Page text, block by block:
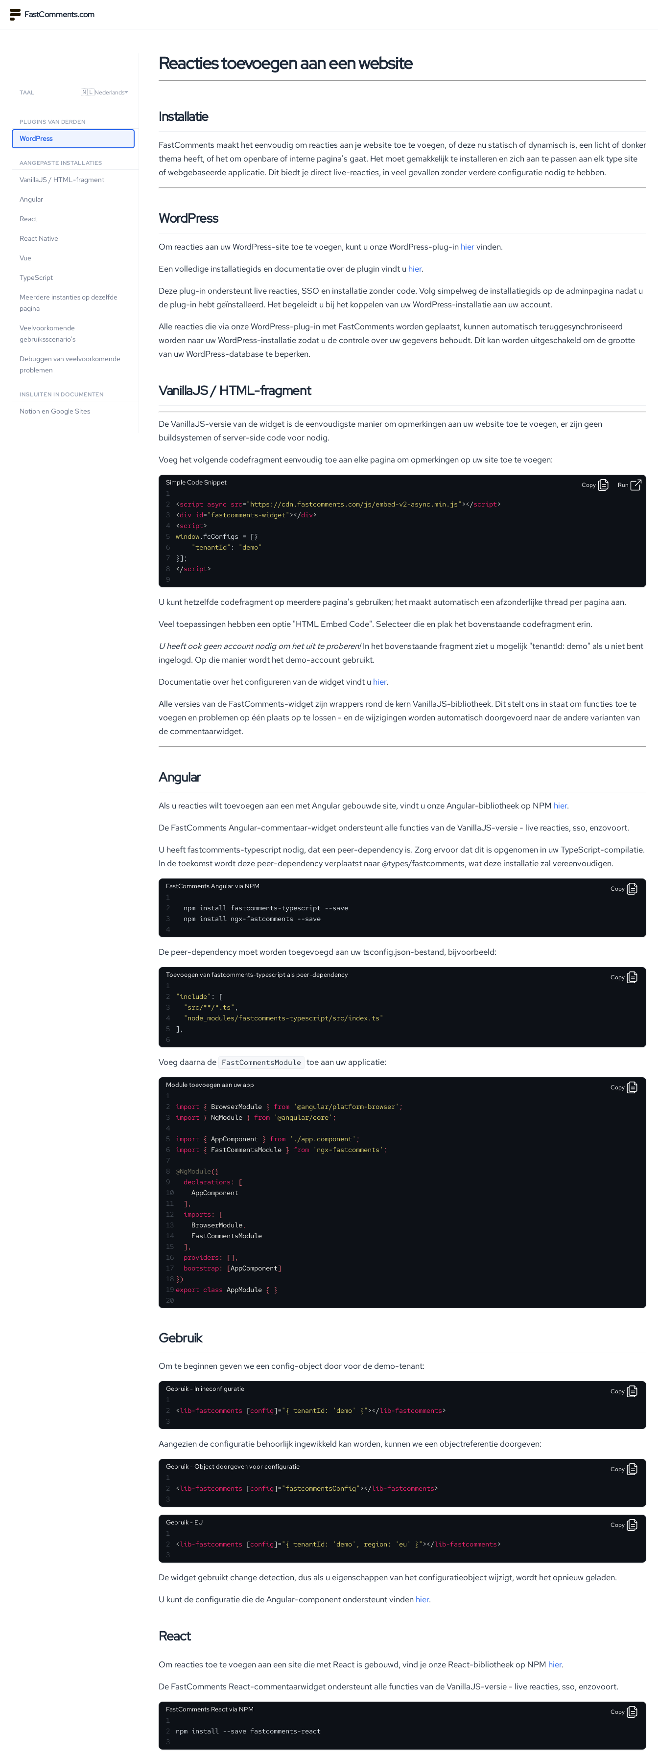
FastComments.com
TAAL 🇳🇱Nederlands
PLUGINS VAN DERDEN
WordPress
AANGEPASTE INSTALLATIES
VanillaJS / HTML-fragment
Angular
React
React Native
Vue
TypeScript
Meerdere instanties op dezelfde
pagina
Veelvoorkomende
gebruiksscenario's
Debuggen van veelvoorkomende
problemen
INSLUITEN IN DOCUMENTEN
Notion en Google Sites
Reacties toevoegen aan een website
Installatie
FastComments maakt het eenvoudig om reacties aan je website toe te voegen, of deze nu statisch of dynamisch is, een licht of donker
thema heeft, of het om openbare of interne pagina's gaat. Het moet gemakkelijk te installeren en zich aan te passen aan elk type site
of webgebaseerde applicatie. Dit biedt je direct live-reacties, in veel gevallen zonder verdere configuratie nodig te hebben.
WordPress
Om reacties aan uw WordPress-site toe te voegen, kunt u onze WordPress-plug-in hiervinden.
Een volledige installatiegids en documentatie over de plugin vindt u hier.
Deze plug-in ondersteunt live reacties, SSO en installatie zonder code. Volg simpelweg de installatiegids op de adminpagina nadat u
de plug-in hebt geïnstalleerd. Het begeleidt u bij het koppelen van uw WordPress-installatie aan uw account.
Alle reacties die via onze WordPress-plug-in met FastComments worden geplaatst, kunnen automatisch teruggesynchroniseerd
worden naar uw WordPress-installatie zodat u de controle over uw gegevens behoudt. Dit kan worden uitgeschakeld om de grootte
van uw WordPress-database te beperken.
VanillaJS / HTML-fragment
De VanillaJS-versie van de widget is de eenvoudigste manier om opmerkingen aan uw website toe te voegen, er zijn geen
buildsystemen of server-side code voor nodig.
Voeg het volgende codefragment eenvoudig toe aan elke pagina om opmerkingen op uw site toe te voegen:
Simple Code Snippet Copy Run
1
2
<script async src="https://cdn.fastcomments.com/js/embed-v2-async.min.js" ></script>
3
<div id="fastcomments-widget" ></div>
4
<script>
5
window.fcConfigs = [{
6
"tenantId" :
"demo"
7
}];
8
</script>
9
U kunt hetzelfde codefragment op meerdere pagina's gebruiken; het maakt automatisch een afzonderlijke thread per pagina aan.
Veel toepassingen hebben een optie "HTML Embed Code". Selecteer die en plak het bovenstaande codefragment erin.
U heeft ook geen account nodig om het uit te proberen!In het bovenstaande fragment ziet u mogelijk "tenantId: demo" als u niet bent
ingelogd. Op die manier wordt het demo-account gebruikt.
Documentatie over het configureren van de widget vindt u hier.
Alle versies van de FastComments-widget zijn wrappers rond de kern VanillaJS-bibliotheek. Dit stelt ons in staat om functies toe te
voegen en problemen op één plaats op te lossen - en de wijzigingen worden automatisch doorgevoerd naar de andere varianten van
de commentaarwidget.
Angular
Als u reacties wilt toevoegen aan een met Angular gebouwde site, vindt u onze Angular-bibliotheek op NPM hier.
De FastComments Angular-commentaar-widget ondersteunt alle functies van de VanillaJS-versie - live reacties, sso, enzovoort.
U heeft fastcomments-typescript nodig, dat een peer-dependency is. Zorg ervoor dat dit is opgenomen in uw TypeScript-compilatie.
In de toekomst wordt deze peer-dependency verplaatst naar @types/fastcomments, wat deze installatie zal vereenvoudigen.
FastComments Angular via NPM Copy
1
2
  npm install fastcomments-typescript --save
3
  npm install ngx-fastcomments --save
4
De peer-dependency moet worden toegevoegd aan uw tsconfig.json-bestand, bijvoorbeeld:
Toevoegen van fastcomments-typescript als peer-dependency Copy
1
2
"include" : [
3
"src/**/*.ts"
4
"node_modules/fastcomments-typescript/src/index.ts"
5
],
6
Voeg daarna de FastCommentsModule toe aan uw applicatie:
Module toevoegen aan uw app Copy
1
2
import { BrowserModule } from '@angular/platform-browser' ;
3
import { NgModule } from '@angular/core' ;
4
5
import { AppComponent } from './app.component' ;
6
import { FastCommentsModule } from 'ngx-fastcomments' ;
7
8
@NgModule({
9
declarations : [
10
AppComponent
11
  ],
12
imports : [
13
BrowserModule
14
FastCommentsModule
15
  ],
16
providers : [],
17
bootstrap: [AppComponent]
18 })
19 export class AppModule { }
20
Gebruik
Om te beginnen geven we een config-object door voor de demo-tenant:
Gebruik - Inlineconfiguratie Copy
1
2
<lib-fastcomments [config]="{ tenantId: 'demo' }" ></lib-fastcomments>
3
Aangezien de configuratie behoorlijk ingewikkeld kan worden, kunnen we een objectreferentie doorgeven:
Gebruik - Object doorgeven voor configuratie Copy
1
2
<lib-fastcomments [config]="fastcommentsConfig" ></lib-fastcomments>
3
Gebruik - EU Copy
1
2
<lib-fastcomments [config]="{ tenantId: 'demo', region: 'eu' }" ></lib-fastcomments>
3
De widget gebruikt change detection, dus als u eigenschappen van het configuratieobject wijzigt, wordt het opnieuw geladen.
U kunt de configuratie die de Angular-component ondersteunt vinden hier.
React
Om reacties toe te voegen aan een site die met React is gebouwd, vind je onze React-bibliotheek op NPM hier.
De FastComments React-commentaarwidget ondersteunt alle functies van de VanillaJS-versie - live reacties, sso, enzovoort.
FastComments React via NPM Copy
1
2
npm install --save fastcomments-react
3